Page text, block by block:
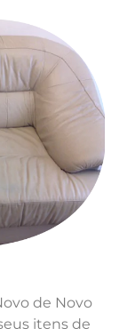
de Novo
itens de